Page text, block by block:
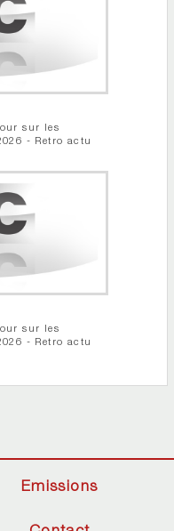
sur les
- Retro actu
sur les
- Retro actu
Emissions